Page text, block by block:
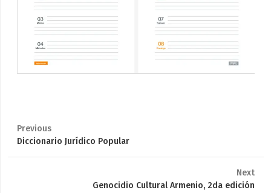
Previous
Previous
Diccionario Jurídico Popular
Next
Genocidio Cultural Armenio, 2da edición